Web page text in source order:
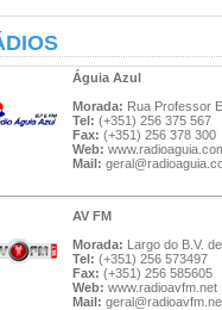
Águia Azul
Morada: Rua Professor
Tel: (+351) 256 375 567
Fax: (+351) 256 378 300
Web:
Mail:
AV FM
Morada: Largo do B.V.
Tel: (+351) 256 573497
Fax: (+351) 256 585605
Web: www.radioavfm.net
Mail: